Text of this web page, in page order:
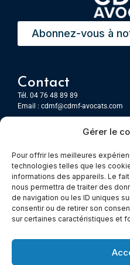
Gérer le
Pour offrir les meilleures
technologies telles que les
informations des appareils. Le
nous permettra de traiter des
de navigation ou les ID uniques
consentir ou de retirer son
sur certaines caractéristiques et
Abonnez-vous à
Contact
Tél. 04 76 48 89 89
Email : cdmf@cdmf-avocats.com
7 Place Firmin Gautier
CS 80476
38016 GRENOBLE, Cedex 1
Chambery
Immeuble le Paris
73000 Chambéry